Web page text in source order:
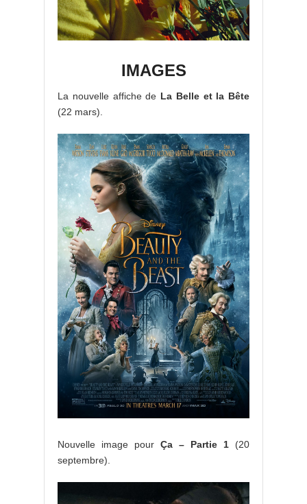
IMAGES
La nouvelle affiche de La Belle et la Bête
(22 mars).
Nouvelle image pour Ça – Partie 1 (20
septembre).